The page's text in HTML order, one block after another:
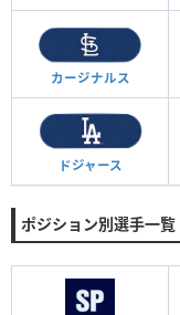
カージナルス
ドジャース
ポジション別選手一覧